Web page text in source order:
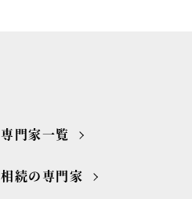
専門家一覧
相続の専門家